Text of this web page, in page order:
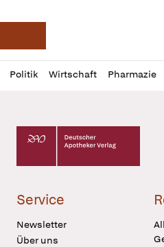
Deutsche Apotheker
Politik Wirtschaft Pharmazie
Profil
öffnen
Daz
Pur
Deutscher Apotheker Verlag
Service
Newsletter
Über uns